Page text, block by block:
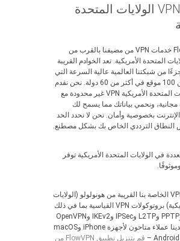
خدمات VPN الولايات المتحدة
يوفر Flow VPN خدمات VPN من مضيفنا بالقرب من
المتحدة الأمريكية. تعد الخوادم القريبة
من شبكتنا العالمية عالية السرعة التي
تغطي أكثر من 100 موقع في أكثر من 60 دولة. نحن نقدم
خدمات الولايات المتحدة الأمريكية VPN غير محدودة مع
مجانية، ونحمي بياناتك مما يسمح لك
بخصوصية وأمان. نحن لا نحدد الحد
النطاق الترددي الخاص بك بشكل مصطنع.
في الولايات المتحدة الأمريكية توفر
تدعم خوادم VPN الخاصة بنا القريبة من هونولولو (الولايات
المتحدة الأمريكية) بروتوكولات VPN القياسية بما في ذلك
WireGuard وPPTP وL2TP وIPSec وIKEv2 وOpenVPN
وSSH VPN. لدينا عملاء متاحون لأجهزة iPhone وmacOS
قم بتنزيل تطبيق FlowVPN من